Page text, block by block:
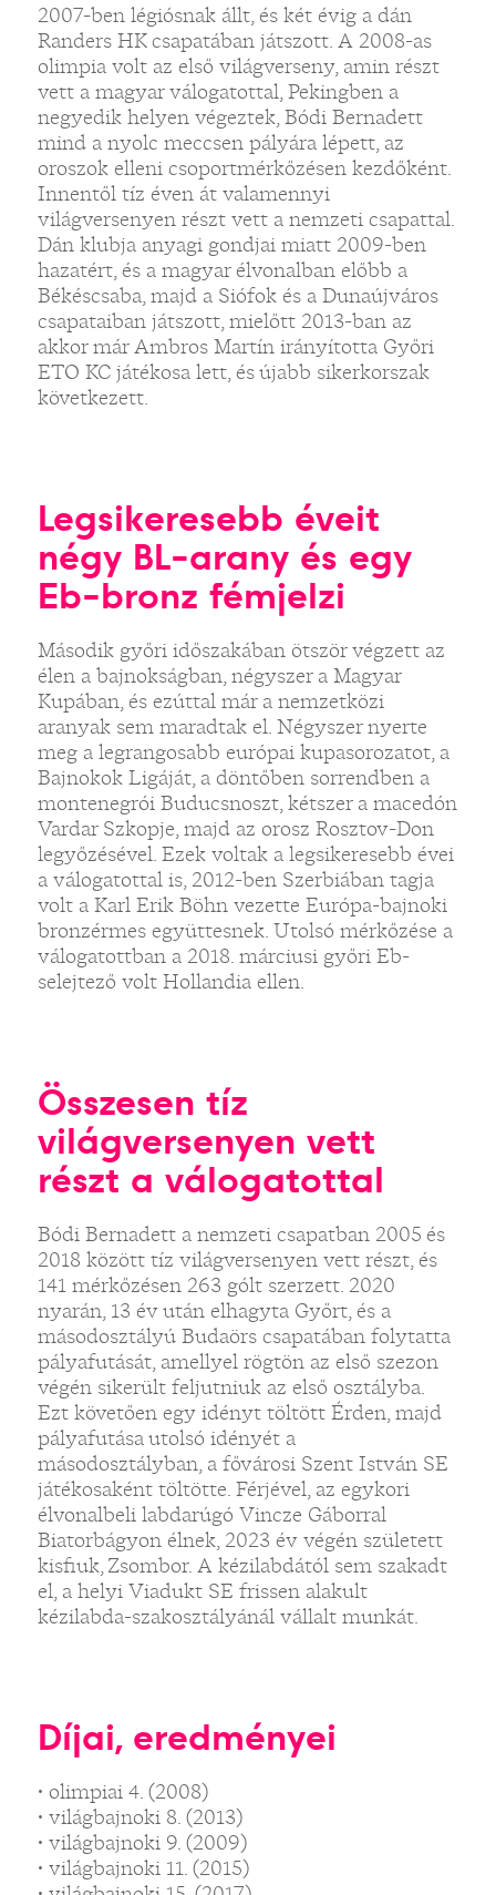
2007-ben légiósnak állt, és két évig a dán
Randers HK csapatában játszott. A 2008-as
olimpia volt az első világverseny, amin részt
vett a magyar válogatottal, Pekingben a
negyedik helyen végeztek, Bódi Bernadett
mind a nyolc meccsen pályára lépett, az
oroszok elleni csoportmérkőzésen kezdőként.
Innentől tíz éven át valamennyi
világversenyen részt vett a nemzeti csapattal.
Dán klubja anyagi gondjai miatt 2009-ben
hazatért, és a magyar élvonalban előbb a
Békéscsaba, majd a Siófok és a Dunaújváros
csapataiban játszott, mielőtt 2013-ban az
akkor már Ambros Martín irányította Győri
ETO KC játékosa lett, és újabb sikerkorszak
következett.
Legsikeresebb éveit
négy BL-arany és egy
Eb-bronz fémjelzi
Második győri időszakában ötször végzett az
élen a bajnokságban, négyszer a Magyar
Kupában, és ezúttal már a nemzetközi
aranyak sem maradtak el. Négyszer nyerte
meg a legrangosabb európai kupasorozatot, a
Bajnokok Ligáját, a döntőben sorrendben a
montenegrói Buducsnoszt, kétszer a macedón
Vardar Szkopje, majd az orosz Rosztov-Don
legyőzésével. Ezek voltak a legsikeresebb évei
a válogatottal is, 2012-ben Szerbiában tagja
volt a Karl Erik Böhn vezette Európa-bajnoki
bronzérmes együttesnek. Utolsó mérkőzése a
válogatottban a 2018. márciusi győri Eb-
selejtező volt Hollandia ellen.
Összesen tíz
világversenyen vett
részt a válogatottal
Bódi Bernadett a nemzeti csapatban 2005 és
2018 között tíz világversenyen vett részt, és
141 mérkőzésen 263 gólt szerzett. 2020
nyarán, 13 év után elhagyta Győrt, és a
másodosztályú Budaörs csapatában folytatta
pályafutását, amellyel rögtön az első szezon
végén sikerült feljutniuk az első osztályba.
Ezt követően egy idényt töltött Érden, majd
pályafutása utolsó idényét a
másodosztályban, a fővárosi Szent István SE
játékosaként töltötte. Férjével, az egykori
élvonalbeli labdarúgó Vincze Gáborral
Biatorbágyon élnek, 2023 év végén született
kisfiuk, Zsombor. A kézilabdától sem szakadt
el, a helyi Viadukt SE frissen alakult
kézilabda-szakosztályánál vállalt munkát.
Díjai, eredményei
• olimpiai 4. (2008)
• világbajnoki 8. (2013)
• világbajnoki 9. (2009)
• világbajnoki 11. (2015)